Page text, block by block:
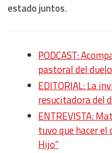
estado juntos.
PODCAST:
pastoral del duelo
EDITORIAL: La
resucitadora del
ENTREVISTA:
tuvo que hacer
Hijo”